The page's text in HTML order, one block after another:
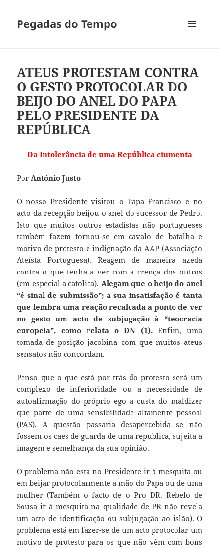
Pegadas do Tempo
ATEUS PROTESTAM CONTRA
O GESTO PROTOCOLAR DO
BEIJO DO ANEL DO PAPA
PELO PRESIDENTE DA
REPÚBLICA
Da Intolerância de uma República ciumenta
PorAntónio Justo
O nosso Presidente visitou o Papa Francisco e no
acto da recepção beijou o anel do sucessor de Pedro.
Isto que muitos outros estadistas não portugueses
também fazem tornou-se em cavalo de batalha e
motivo de protesto e indignação da AAP (Associação
Ateísta Portuguesa). Reagem de maneira azeda
contra o que tenha a ver com a crença dos outros
(em especial a católica). Alegam que o beijo do anel
“é sinal de submissão”; a sua insatisfação é tanta
que lembra uma reação recalcada a ponto de ver
no gesto um acto de subjugação à “teocracia
europeia”, como relata o DN (1). Enfim, uma
tomada de posição jacobina com que muitos ateus
sensatos não concordam.
Penso que o que está por trás do protesto será um
complexo de inferioridade ou a necessidade de
autoafirmação do próprio ego à custa do maldizer
que parte de uma sensibilidade altamente pessoal
(PAS). A questão passaria desapercebida se não
fossem os cães de guarda de uma república, sujeita à
imagem e semelhança da sua opinião.
O problema não está no Presidente ir à mesquita ou
em beijar protocolarmente a mão do Papa ou de uma
mulher (Também o facto de o Pro DR. Rebelo de
Sousa ir à mesquita na qualidade de PR não revela
um acto de identificação ou subjugação ao islão). O
problema está em fazer-se de um acto protocolar um
motivo de protesto para os que não vêm com bons